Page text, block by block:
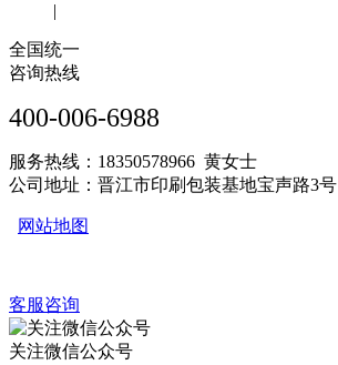
|
全国统一
咨询热线
400-006-6988
服务热线：18350578966 黄女士
公司地址：晋江市印刷包装基地宝声路3号
网站地图
客服咨询
关注微信公众号